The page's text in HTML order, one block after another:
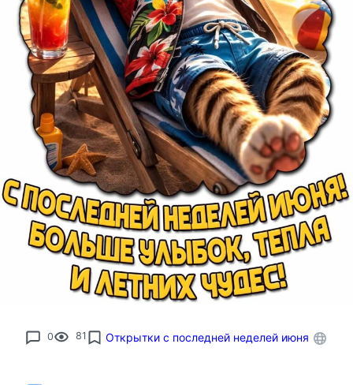
0 81 Открытки с последней неделей июня